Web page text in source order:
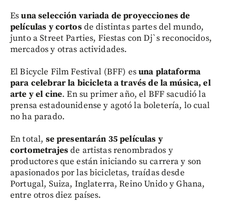
Esuna selección variada de proyecciones de
películas y cortosde distintas partes del mundo,
junto a Street Parties, Fiestas con Dj`s reconocidos,
mercados y otras actividades.
El Bicycle Film Festival (BFF) esuna plataforma
para celebrar la bicicleta a través de la música, el
arte y el cine. En su primer año, el BFF sacudió la
prensa estadounidense y agotó la boletería, lo cual
no ha parado.
En total, se presentarán 35 películas y
cortometrajesde artistas renombrados y
productores que están iniciando su carrera y son
apasionados por las bicicletas, traídas desde
Portugal, Suiza, Inglaterra, Reino Unido y Ghana,
entre otros diez países.